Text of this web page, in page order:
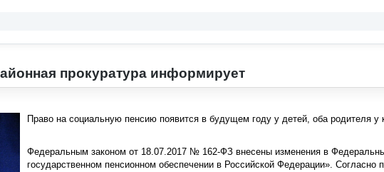
прокуратура информирует
Право на социальную пенсию появится в будущем году у детей, оба родителя у
Федеральным законом от 18.07.2017 № 162-ФЗ внесены изменения в
государственном пенсионном обеспечении в Российской Федерации». Согласно